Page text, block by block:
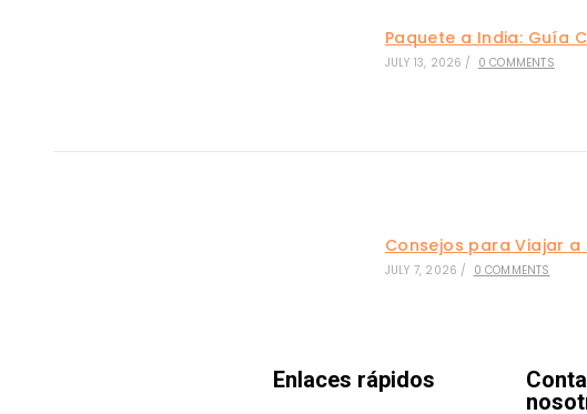
Paquete a India: Guía
JULY 13, 2026 / 0 COMMENTS
Consejos para Viajar
JULY 7, 2026 / 0 COMMENTS
Enlaces rápidos